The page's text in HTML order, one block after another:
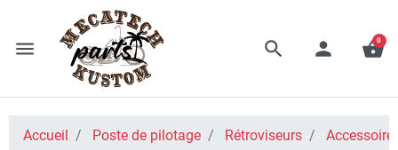
menu search person shopping_basket
0
Accueil Poste de pilotage Rétroviseurs